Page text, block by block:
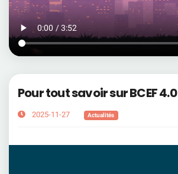
Pour tout savoir sur BCEF
2025-11-27 Actualités